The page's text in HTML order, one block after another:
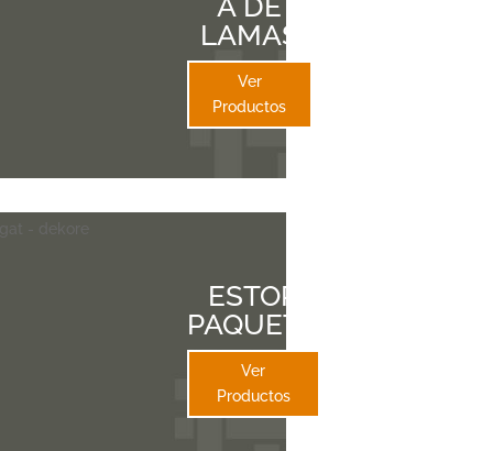
LAMAS
Ver
Productos
ESTOR
PAQUETO
Ver
Productos